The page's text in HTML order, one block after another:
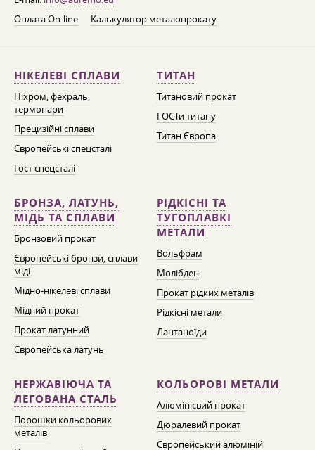
Оплата On-line
Калькулятор металопрокату
НІКЕЛЕВІ СПЛАВИ
Ніхром, фехраль,
термопари
Прецизійні сплави
Європейські спецсталі
Гост спецсталі
ТИТАН
Титановий прокат
ГОСТи титану
Титан Європа
БРОНЗА, ЛАТУНЬ,
МІДЬ ТА СПЛАВИ
Бронзовий прокат
Європейські бронзи, сплави
міді
Мідно-нікелеві сплави
Мідний прокат
Прокат латунний
Європейська латунь
РІДКІСНІ ТА
ТУГОПЛАВКІ
МЕТАЛИ
Вольфрам
Молібден
Прокат рідких металів
Рідкісні метали
Лантаноїди
НЕРЖАВІЮЧА ТА
ЛЕГОВАНА СТАЛЬ
Порошки кольорових
металів
КОЛЬОРОВІ МЕТАЛИ
Алюмінієвий прокат
Дюралевий прокат
Європейський алюміній